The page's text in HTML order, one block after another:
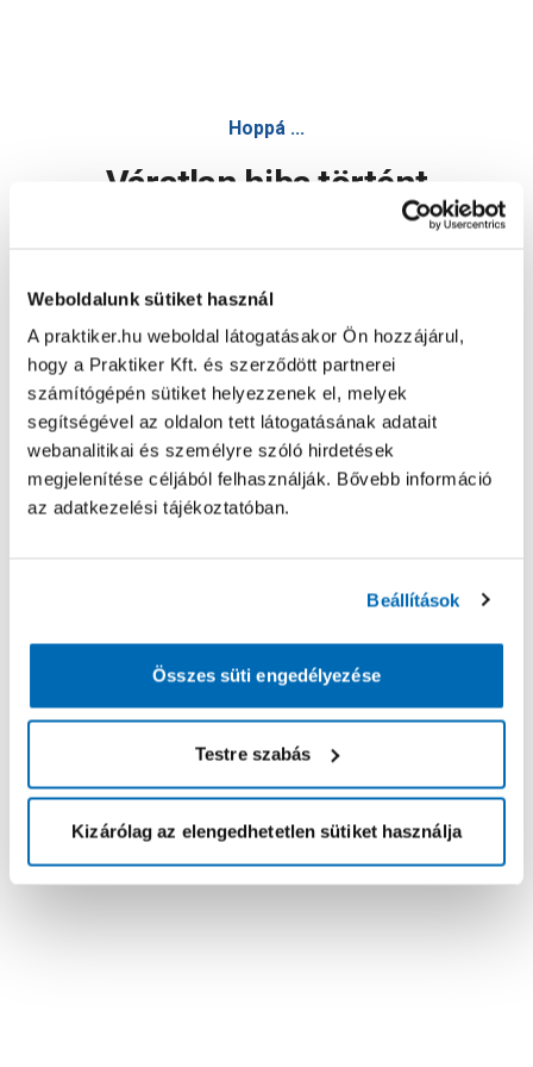
Weboldalunk sütiket használ
A praktiker.hu weboldal látogatásakor Ön hozzájárul,
hogy a Praktiker Kft. és szerződött partnerei
számítógépén sütiket helyezzenek el, melyek
segítségével az oldalon tett látogatásának adatait
webanalitikai és személyre szóló hirdetések
megjelenítése céljából felhasználják. Bővebb információ
az adatkezelési tájékoztatóban.
Beállítások
Összes süti engedélyezése
Testre szabás
Kizárólag az elengedhetetlen sütiket használja
Hoppá ...
Váratlan hiba történt
Oldal újratöltése